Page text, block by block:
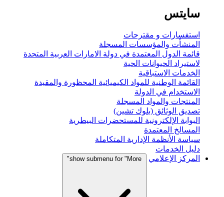
سايتس
استفسارات و مقترحات
المنشأت والمؤسسات المسجلة
قائمة الدول المعتمدة في دولة الامارات العربية المتحدة
لاستيراد الحيوانات الحية
الخدمات الاستباقية
القائمة الوطنية للمواد الكيميائية المحظورة والمقيدة
الاستخدام في الدولة
المنتجات والمواد المسجلة
تصديق الوثائق (بلوك تشين)
البوابة الإلكترونية للمستحضرات البيطرية
المسالخ المعتمدة
سياسة الأنظمة الإدارية المتكاملة
دليل الخدمات
المركز الإعلامي
show submenu for "More"